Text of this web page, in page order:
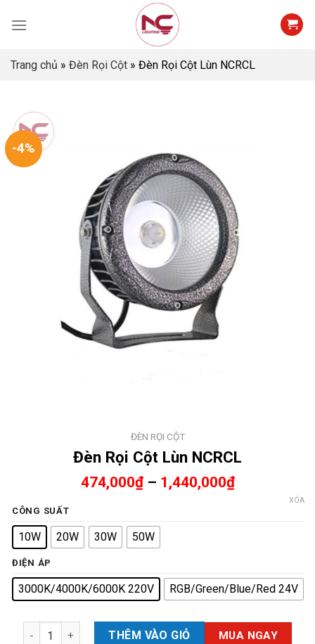
Trang chủ » Đèn Rọi Cột » Đèn Rọi Cột Lùn NCRCL
-4%
ĐÈN RỌI CỘT
Đèn Rọi Cột Lùn NCRCL
474,000₫– 1,440,000₫
CÔNG SUẤT
10W 20W 30W 50W
ĐIỆN ÁP
3000K/4000K/6000K 220V RGB/Green/Blue/Red 24V
XÓA
Đèn Rọi Cột Lùn NCRCL số lượng
THÊM VÀO GIỎ MUA NGAY